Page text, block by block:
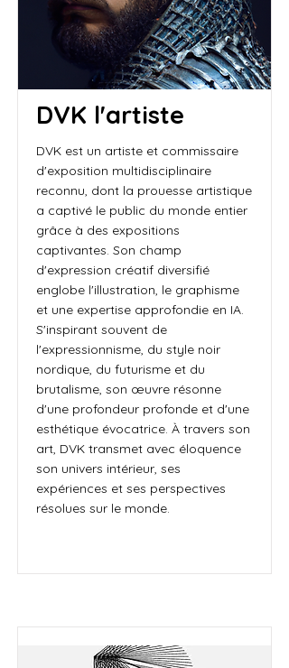
DVK l'artiste
DVK est un artiste et commissaire
d'exposition multidisciplinaire
reconnu, dont la prouesse artistique
a captivé le public du monde entier
grâce à des expositions
captivantes. Son champ
d'expression créatif diversifié
englobe l'illustration, le graphisme
et une expertise approfondie en IA.
S'inspirant souvent de
l'expressionnisme, du style noir
nordique, du futurisme et du
brutalisme, son œuvre résonne
d'une profondeur profonde et d'une
esthétique évocatrice. À travers son
art, DVK transmet avec éloquence
son univers intérieur, ses
expériences et ses perspectives
résolues sur le monde.